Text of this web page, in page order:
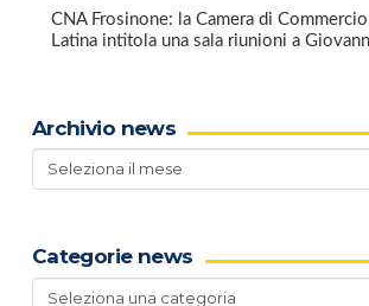
CNA Frosinone: la Camera di
Latina intitola una sala riunioni a
Archivio news
Archivio
news
Categorie news
Categorie